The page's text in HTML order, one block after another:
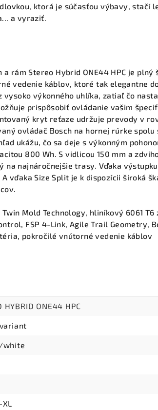
ktorá je súčasťou výbavy, stačí
a vyraziť.
rám Stereo Hybrid ONE44 HPC je plný
vedenie káblov, ktoré tak elegantne
vysoko výkonného uhlíka, zatiaľ čo
prispôsobiť ovládanie vašim
kryt reťaze udržuje prevody v
ovládač Bosch na hornej rúrke spolu
ukážu, čo sa deje s výkonným
800 Wh. S vidlicou 150 mm a
na najnáročnejšie trasy. Vďaka výstupku
vďaka Size Split je k dispozícii široká
Twin Mold Technology, hliníkový 6061 T6
FSP 4-Link, Agile Trail Geometry,
pokročilé vnútorné vedenie káblov
HYBRID ONE44 HPC
white
XL